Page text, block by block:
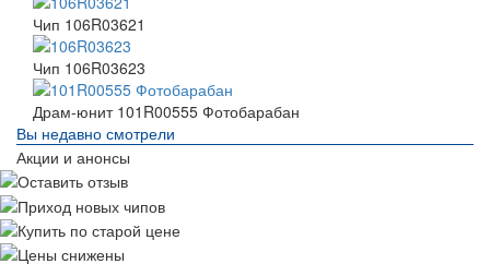
Чип 106R03621
Чип 106R03623
Драм-юнит 101R00555 Фотобарабан
Вы недавно смотрели
Акции и анонсы